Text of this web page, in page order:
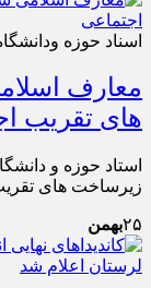
اسناد حوزه
معارف
های تقریب
استاد حوزه و
زیرساخت های
۲۵بهمن